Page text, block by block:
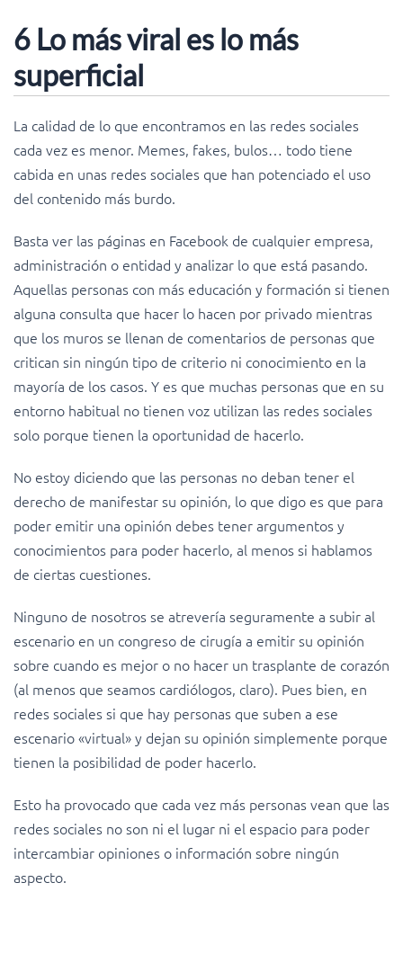
6 Lo más viral es lo más
superficial
La calidad de lo que encontramos en las redes sociales
cada vez es menor. Memes, fakes, bulos… todo tiene
cabida en unas redes sociales que han potenciado el uso
del contenido más burdo.
Basta ver las páginas en Facebook de cualquier empresa,
administración o entidad y analizar lo que está pasando.
Aquellas personas con más educación y formación si tienen
alguna consulta que hacer lo hacen por privado mientras
que los muros se llenan de comentarios de personas que
critican sin ningún tipo de criterio ni conocimiento en la
mayoría de los casos. Y es que muchas personas que en su
entorno habitual no tienen voz utilizan las redes sociales
solo porque tienen la oportunidad de hacerlo.
No estoy diciendo que las personas no deban tener el
derecho de manifestar su opinión, lo que digo es que para
poder emitir una opinión debes tener argumentos y
conocimientos para poder hacerlo, al menos si hablamos
de ciertas cuestiones.
Ninguno de nosotros se atrevería seguramente a subir al
escenario en un congreso de cirugía a emitir su opinión
sobre cuando es mejor o no hacer un trasplante de corazón
(al menos que seamos cardiólogos, claro). Pues bien, en
redes sociales si que hay personas que suben a ese
escenario «virtual» y dejan su opinión simplemente porque
tienen la posibilidad de poder hacerlo.
Esto ha provocado que cada vez más personas vean que las
redes sociales no son ni el lugar ni el espacio para poder
intercambiar opiniones o información sobre ningún
aspecto.